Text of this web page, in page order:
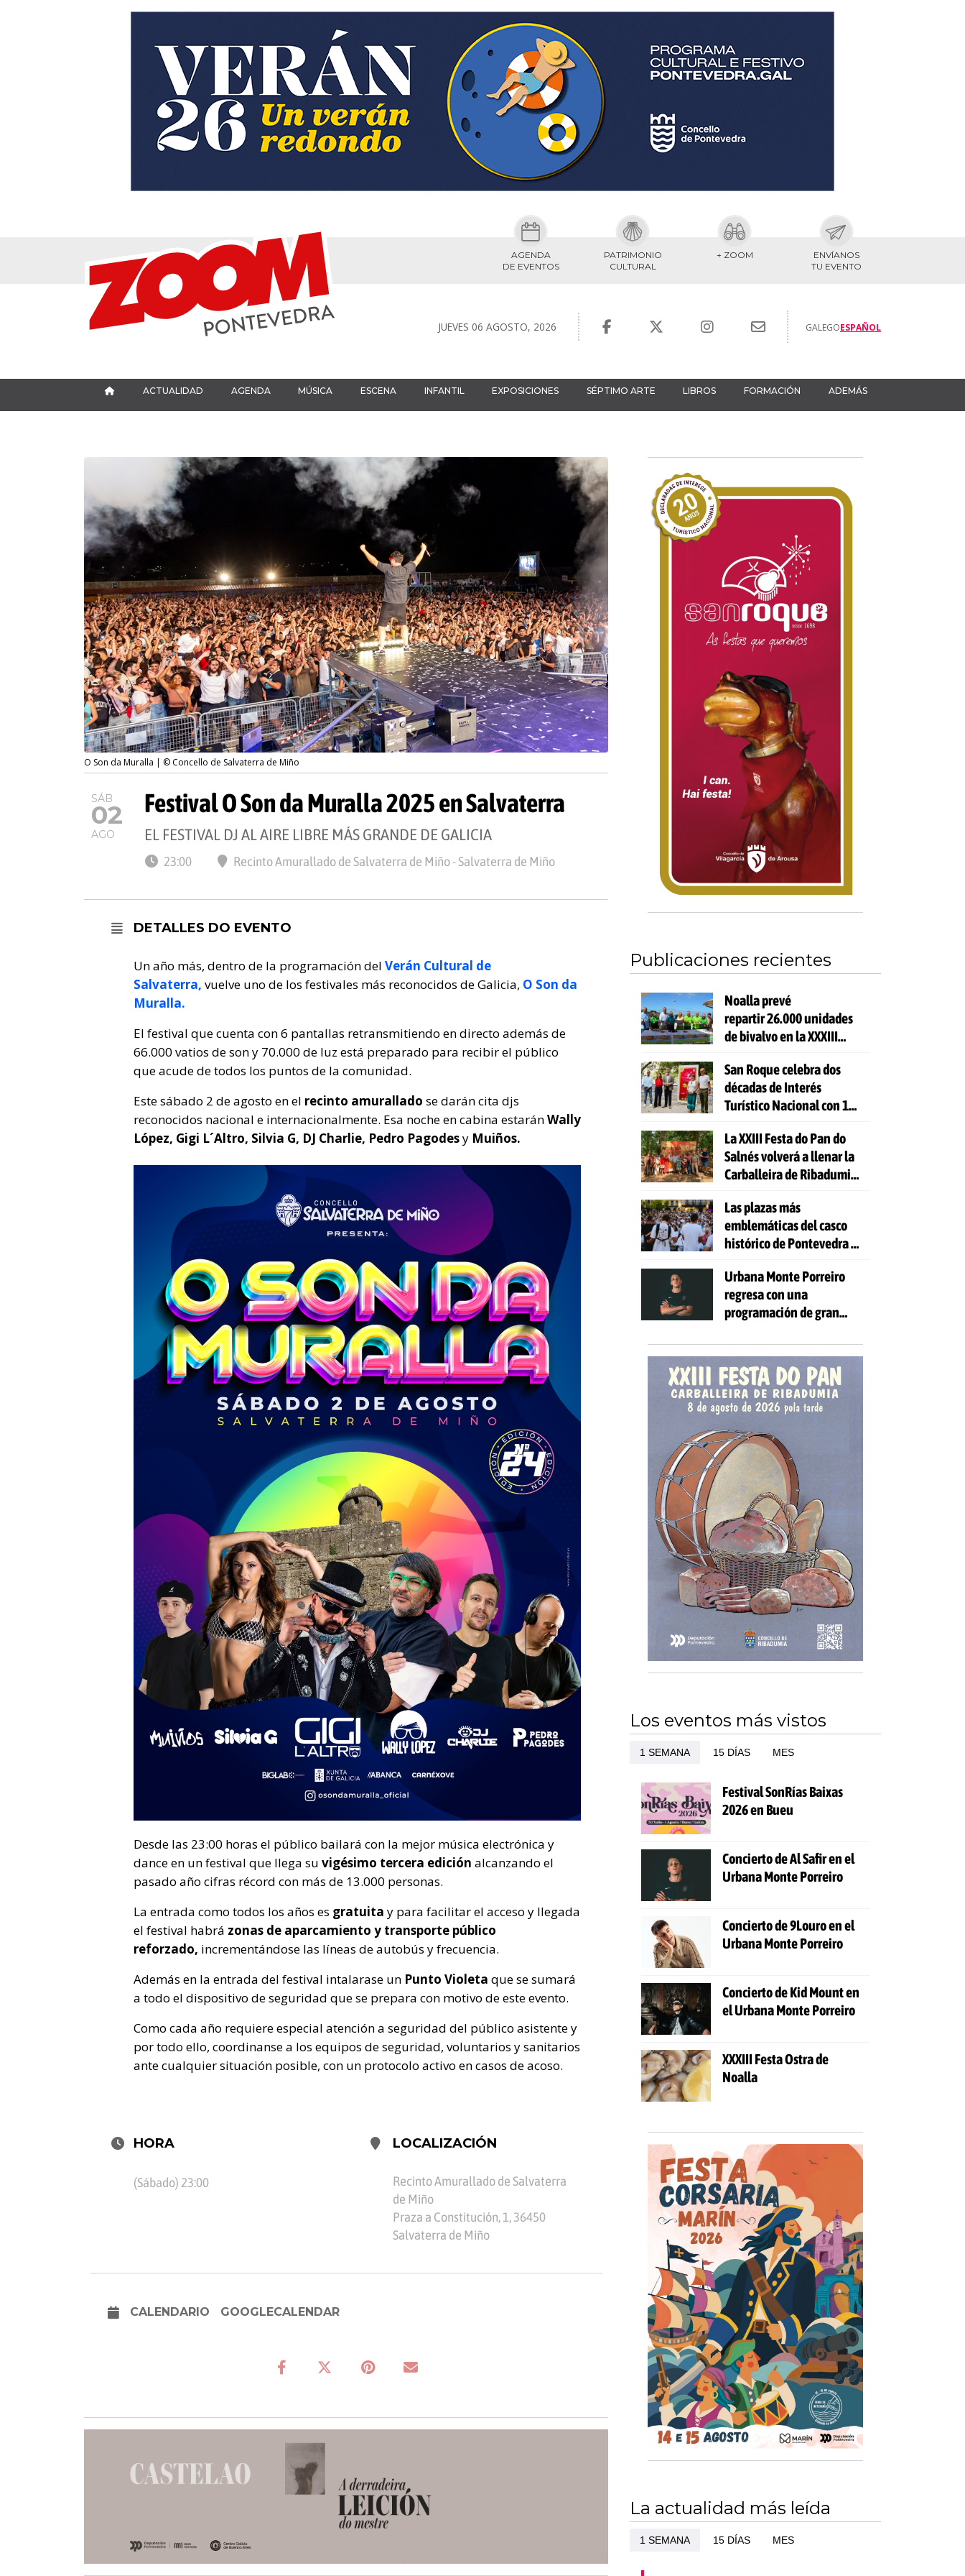
AGENDA
DE EVENTOS
PATRIMONIO
CULTURAL
+ ZOOM
ENVÍANOS
TU EVENTO
JUEVES 06 AGOSTO, 2026 GALEGOESPAÑOL
ACTUALIDAD AGENDA MÚSICA ESCENA INFANTIL EXPOSICIONES SÉPTIMO ARTE LIBROS FORMACIÓN ADEMÁS
O Son da Muralla | © Concello de Salvaterra de Miño
SÁB
02
AGO
Festival O Son da Muralla 2025 en Salvaterra
EL FESTIVAL DJ AL AIRE LIBRE MÁS GRANDE DE GALICIA
23:00 Recinto Amurallado de Salvaterra de Miño - Salvaterra de Miño
DETALLES DO EVENTO
Un año más, dentro de la programación del Verán Cultural de
Salvaterra, vuelve uno de los festivales más reconocidos de Galicia, O Son da
Muralla.
El festival que cuenta con 6 pantallas retransmitiendo en directo además de
66.000 vatios de son y 70.000 de luz está preparado para recibir el público
que acude de todos los puntos de la comunidad.
Este sábado 2 de agosto en el recinto amurallado se darán cita djs
reconocidos nacional e internacionalmente. Esa noche en cabina estaránWally
López, Gigi L´Altro, Silvia G, DJ Charlie, Pedro Pagodesy Muiños.
Desde las 23:00 horas el público bailará con la mejor música electrónica y
dance en un festival que llega su vigésimo tercera edición alcanzando el
pasado año cifras récord con más de 13.000 personas.
La entrada como todos los años es gratuita y para facilitar el acceso y llegada
el festival habrá zonas de aparcamiento y transporte público
reforzado, incrementándose las líneas de autobús y frecuencia.
Además en la entrada del festival intalarase un Punto Violeta que se sumará
a todo el dispositivo de seguridad que se prepara con motivo de este evento.
Como cada año requiere especial atención a seguridad del público asistente y
por todo ello, coordinanse a los equipos de seguridad, voluntarios y sanitarios
ante cualquier situación posible, con un protocolo activo en casos de acoso.
HORA
(Sábado) 23:00
LOCALIZACIÓN
Recinto Amurallado de Salvaterra
de Miño
Praza a Constitución, 1, 36450
Salvaterra de Miño
CALENDARIO GOOGLECALENDAR
Publicaciones recientes
Noalla prevé
repartir 26.000 unidades
de bivalvo en la XXXIII
San Roque celebra dos
décadas de Interés
Turístico Nacional con 10
actividades gratuitas
La XXIII Festa do Pan do
Salnés volverá a llenar la
Carballeira de Ribadumia
y actividades para todas
las edades
Las plazas más
emblemáticas del casco
histórico de Pontevedra se
con la celebración de 'Aquí
Cántase'
Urbana Monte Porreiro
regresa con una
programación de gran
excepcional
Los eventos más vistos
1 SEMANA 15 DÍAS MES
Festival SonRías Baixas
2026 en Bueu
Concierto de Al Safir en el
Urbana Monte Porreiro
Concierto de 9Louro en el
Urbana Monte Porreiro
Concierto de Kid Mount en
el Urbana Monte Porreiro
XXXIII Festa Ostra de
Noalla
La actualidad más leída
1 SEMANA 15 DÍAS MES